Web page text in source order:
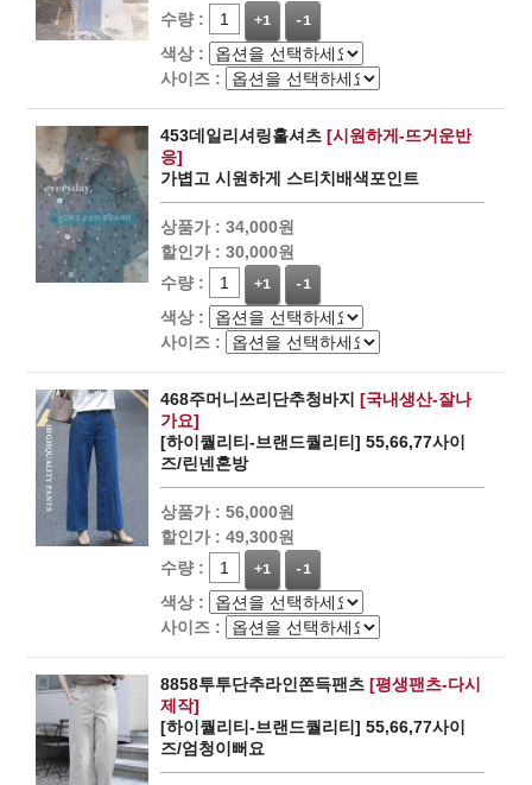
수량 :
+1 -1
색상 :
사이즈 :
453데일리셔링훌셔츠 [시원하게-뜨거운반
응]
가볍고 시원하게 스티치배색포인트
상품가 : 34,000원
할인가 : 30,000원
수량 :
+1 -1
색상 :
사이즈 :
468주머니쓰리단추청바지 [국내생산-잘나
가요]
[하이퀄리티-브랜드퀄리티] 55,66,77사이
즈/린넨혼방
상품가 : 56,000원
할인가 : 49,300원
수량 :
+1 -1
색상 :
사이즈 :
8858투투단추라인쫀득팬츠 [평생팬츠-다시
제작]
[하이퀄리티-브랜드퀄리티] 55,66,77사이
즈/엄청이뻐요